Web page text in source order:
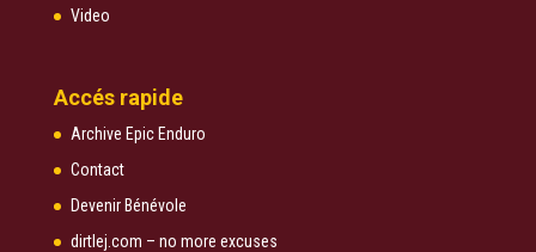
Video
Accés rapide
Archive Epic Enduro
Contact
Devenir Bénévole
dirtlej.com – no more excuses